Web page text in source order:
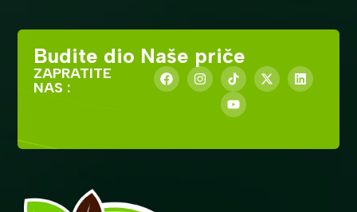
Budite dio Naše priče
ZAPRATITE
NAS :